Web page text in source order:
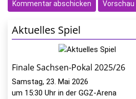
Aktuelles Spiel
Finale Sachsen-Pokal 2025/26
Samstag, 23. Mai 2026
um 15:30 Uhr in der GGZ-Arena